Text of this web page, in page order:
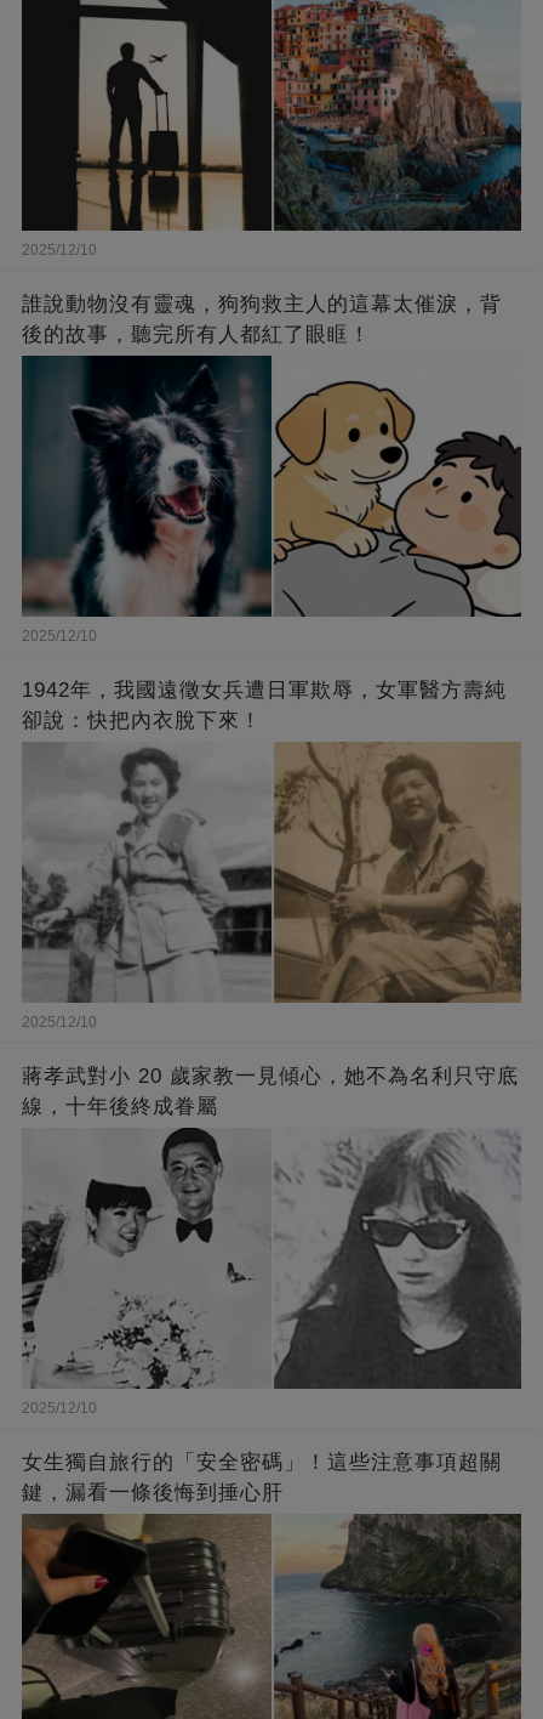
2025/12/10
誰說動物沒有靈魂，狗狗救主人的這幕太催淚，背
後的故事，聽完所有人都紅了眼眶！
2025/12/10
1942年，我國遠徵女兵遭日軍欺辱，女軍醫方壽純
卻說：快把內衣脫下來！
2025/12/10
蔣孝武對小 20 歲家教一見傾心，她不為名利只守底
線，十年後終成眷屬
2025/12/10
女生獨自旅行的「安全密碼」！這些注意事項超關
鍵，漏看一條後悔到捶心肝